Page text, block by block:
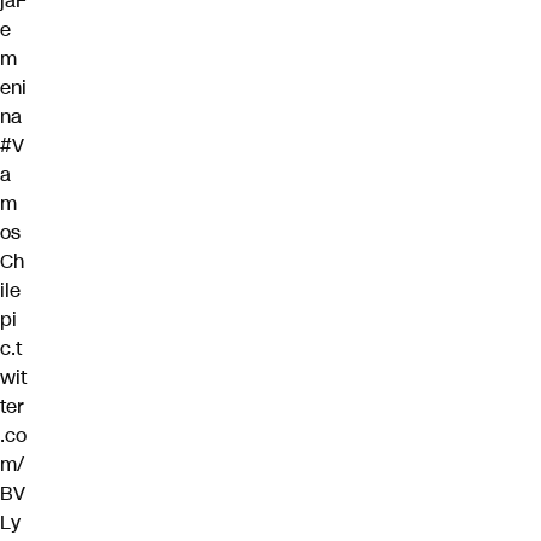
e
m
eni
na
#V
a
m
os
Ch
ile
pi
c.t
wit
ter
.co
m/
BV
Ly